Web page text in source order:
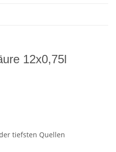
12x0,75l
tiefsten Quellen